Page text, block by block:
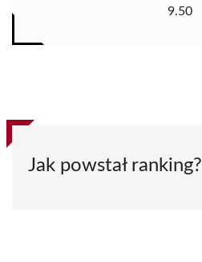
9.50
Jak powstał ranking?